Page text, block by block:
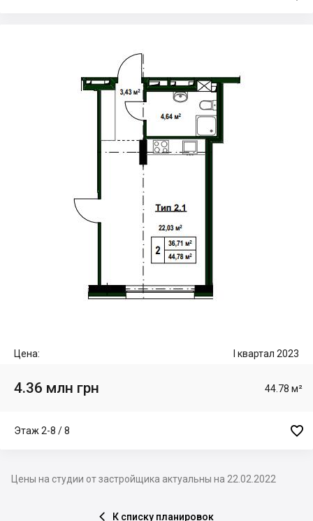
Цена: I квартал 2023
4.36 млн грн 44.78 м²
Этаж 2-8 / 8 
Цены на студии от застройщика актуальны на 22.02.2022
 К списку планировок